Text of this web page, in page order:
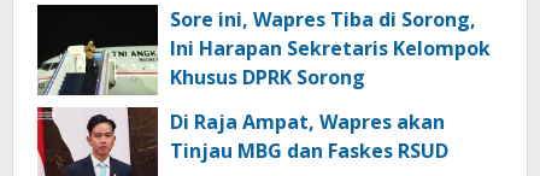
Sore ini, Wapres Tiba di Sorong,
Ini Harapan Sekretaris Kelompok
Khusus DPRK Sorong
Di Raja Ampat, Wapres akan
Tinjau MBG dan Faskes RSUD